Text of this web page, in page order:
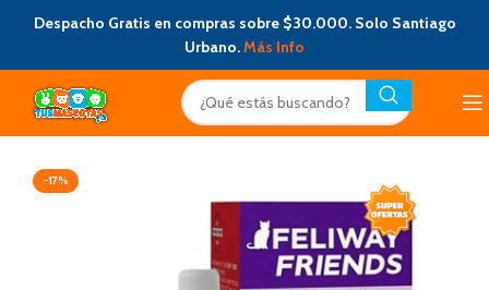
Despacho Gratis en compras sobre $30.000. Solo Santiago
Urbano.Más Info
-17%